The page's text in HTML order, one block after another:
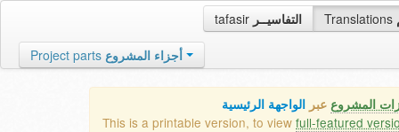
tafasir التفاسيــر Translations
Project parts أجزاء المشروع
المشروع عبر الواجهة الرئيسية
This is a printable version, to view full-featured